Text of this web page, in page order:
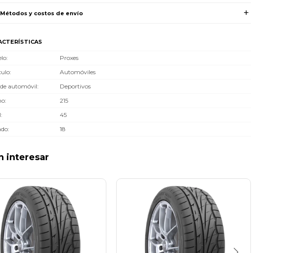
Métodos y costos de envío
Proxes
Automóviles
automóvil
Deportivos
215
45
18
interesar